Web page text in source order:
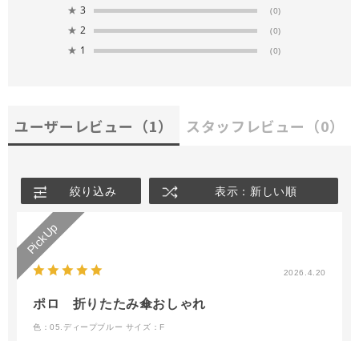
★ 3 (0)
★ 2 (0)
★ 1 (0)
ユーザーレビュー （1） スタッフレビュー （0）
絞り込み 表示：新しい順
2026.4.20
ポロ 折りたたみ傘おしゃれ
色：05.ディープブルー サイズ：F